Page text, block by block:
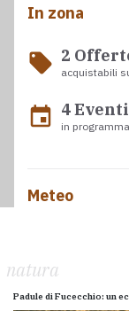
In zona
local_offer 2
acquistabili
event 4 Eventi
in
Meteo
natura
Padule di Fucecchio: un